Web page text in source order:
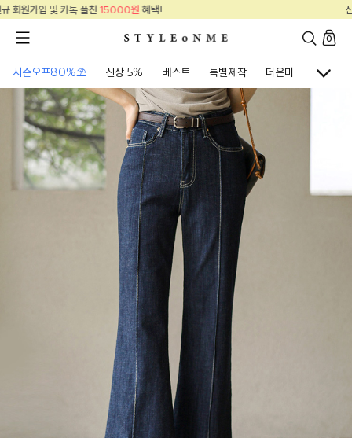
신규 회원가입 및 카톡 플친
0
시즌오프80%⛱ 신상 5% 베스트 특별제작 더온미 골프웨어